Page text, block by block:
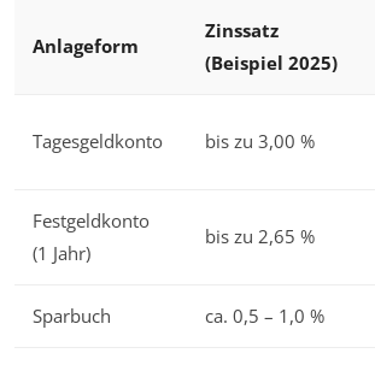
Anlageform
Zinssatz
(Beispiel 2025)
Tagesgeldkonto bis zu 3,00 %
Festgeldkonto
(1 Jahr)
bis zu 2,65 %
Sparbuch ca. 0,5 – 1,0 %